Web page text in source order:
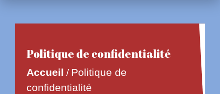
Politique de confidentialité
Accueil / Politique de
confidentialité